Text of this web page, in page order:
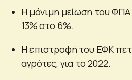
H μόνιμη μείωση του
13% στο 6%.
Η επιστροφή του ΕΦΚ
αγρότες, για το 2022.